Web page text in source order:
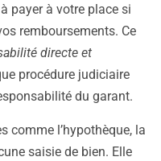
payer à votre place si
remboursements. Ce
directe et
procédure judiciaire
du garant.
comme l’hypothèque, la
saisie de bien. Elle